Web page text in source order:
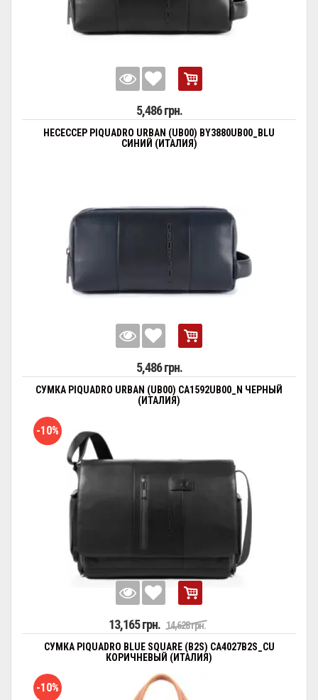
5,486 грн.
НЕСЕССЕР PIQUADRO URBAN (UB00) BY3880UB00_BLU
СИНИЙ (ИТАЛИЯ)
5,486 грн.
СУМКА PIQUADRO URBAN (UB00) CA1592UB00_N ЧЕРНЫЙ
(ИТАЛИЯ)
-10%
13,165 грн. 14,628 грн.
СУМКА PIQUADRO BLUE SQUARE (B2S) CA4027B2S_CU
КОРИЧНЕВЫЙ (ИТАЛИЯ)
-10%